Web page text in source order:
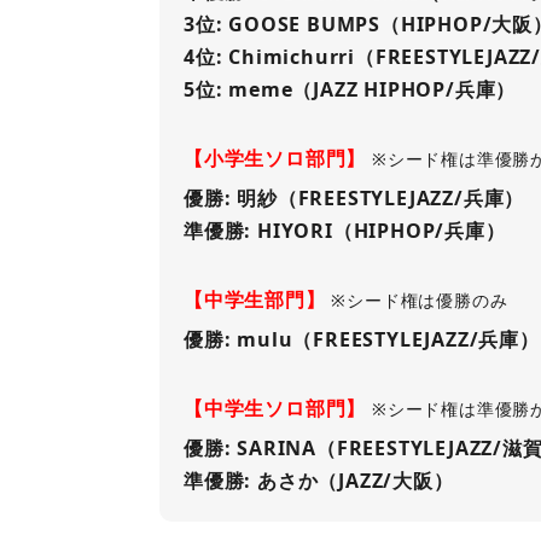
3位: GOOSE BUMPS（HIPHOP/大阪）
4位: Chimichurri（FREESTYLEJAZZ/
5位: meme（JAZZ HIPHOP/兵庫）
【小学生ソロ部門】 ※シード権は準優勝
優勝: 明紗（FREESTYLEJAZZ/兵庫）
準優勝: HIYORI（HIPHOP/兵庫）
【中学生部門】 ※シード権は優勝のみ
優勝: mulu（FREESTYLEJAZZ/兵庫）
【中学生ソロ部門】 ※シード権は準優勝
優勝: SARINA（FREESTYLEJAZZ/滋賀
準優勝: あさか（JAZZ/大阪）